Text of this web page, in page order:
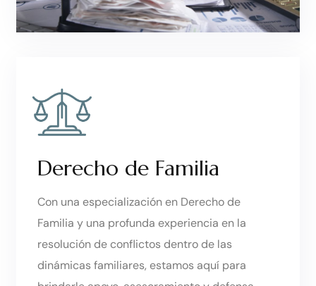
Derecho de Familia
Con una especialización en Derecho de
Familia y una profunda experiencia en la
resolución de conflictos dentro de las
dinámicas familiares, estamos aquí para